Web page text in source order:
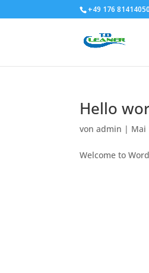
+49 176 81414050
Hello
vonadmin | Mai
Welcome to